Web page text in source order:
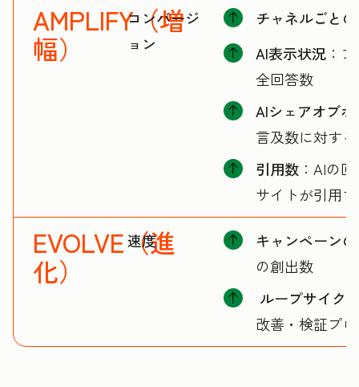
AMPLIFY（増
幅）
コンバージ
ョン
チャネルごと
AI表示状況 ：
全回答数
AIシェアオブ
言及数に対す
引用数 ：AIの
サイトが引用
EVOLVE（進
化）
速度
キャンペーン
の創出数
ループサイク
改善・検証プ